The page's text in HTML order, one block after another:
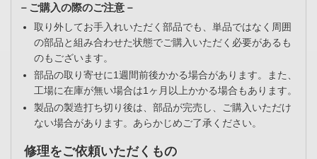
－ご購入の際のご注意－
取り外してお手入れいただく部品でも、単品ではなく周囲
の部品と組み合わせた状態でご購入いただく必要があるも
のもございます。
部品の取り寄せに1週間前後かかる場合があります。また、
工場に在庫が無い場合は1ヶ月以上かかる場合もあります。
製品の製造打ち切り後は、部品が完売し、ご購入いただけ
ない場合があります。あらかじめご了承ください。
修理をご依頼いただくもの